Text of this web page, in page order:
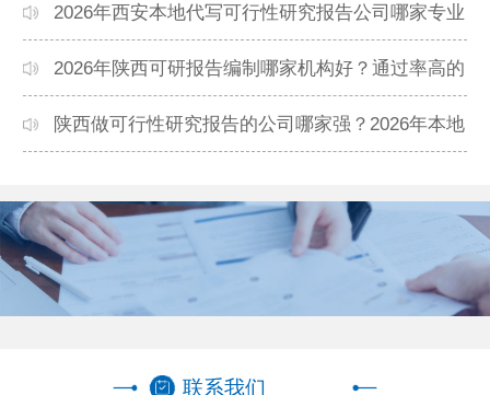
本地高口碑机构排名
2026年西安本地代写可行性研究报告公司哪家专业
靠谱？正规团队推荐
2026年陕西可研报告编制哪家机构好？通过率高的
本地公司推荐
陕西做可行性研究报告的公司哪家强？2026年本地
联系我们